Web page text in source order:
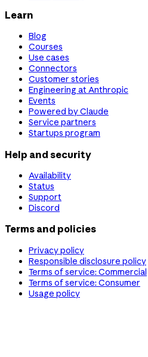
Learn
Blog
Courses
Use cases
Connectors
Customer stories
Engineering at Anthropic
Events
Powered by Claude
Service partners
Startups program
Help and security
Availability
Status
Support
Discord
Terms and policies
Privacy policy
Responsible disclosure policy
Terms of service: Commercial
Terms of service: Consumer
Usage policy